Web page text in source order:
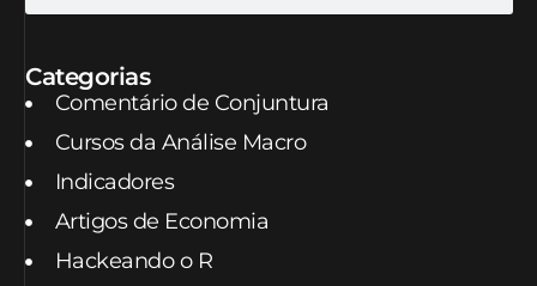
Categorias
Comentário de Conjuntura
Cursos da Análise Macro
Indicadores
Artigos de Economia
Hackeando o R